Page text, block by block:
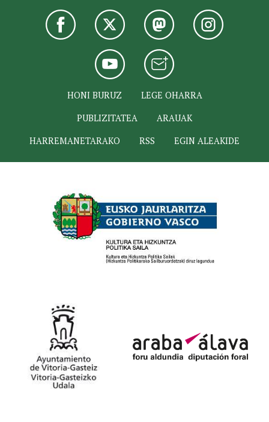
HONI BURUZ
LEGE OHARRA
PUBLIZITATEA
ARAUAK
HARREMANETARAKO
RSS EGIN ALEAKIDE